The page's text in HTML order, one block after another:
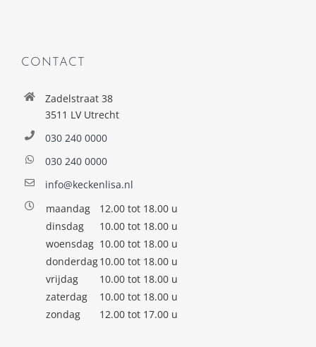
CONTACT
Zadelstraat 38
3511 LV Utrecht
030 240 0000
030 240 0000
info@keckenlisa.nl
maandag
12.00 tot 18.00 u
dinsdag
10.00 tot 18.00 u
woensdag 10.00 tot 18.00 u
donderdag10.00 tot 18.00 u
vrijdag
10.00 tot 18.00 u
zaterdag
10.00 tot 18.00 u
zondag
12.00 tot 17.00 u